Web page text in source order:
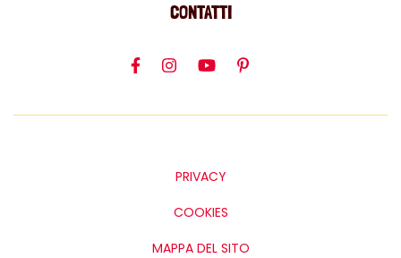
CONTATTI
PRIVACY
COOKIES
MAPPA DEL SITO